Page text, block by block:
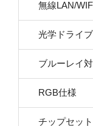
無線LAN/
光学ドライブ
ブルーレイ
RGB仕様
チップセット